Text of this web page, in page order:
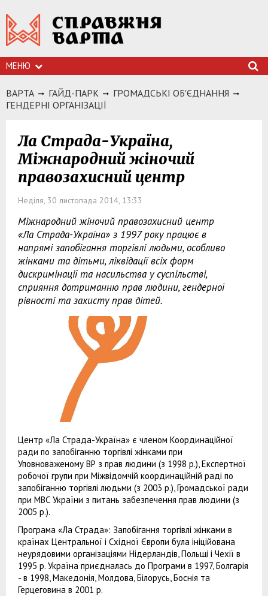
МЕНЮ
ВАРТА ГАЙД-ПАРК
ГРОМАДСЬКI ОБ'ЄДНАННЯ
ГЕНДЕРНІ ОРГАНІЗАЦІЇ
Ла Страда-Україна,
Міжнародний жіночий
правозахисний центр
Неділя, 30 листопада 2014, 13:33
Міжнародний жіночий правозахисний центр
«Ла Страда-Україна» з 1997 року працює в
напрямі запобігання торгівлі людьми, особливо
жінками та дітьми, ліквідації всіх форм
дискримінації та насильства у суспільстві,
сприяння дотриманню прав людини, гендерної
рівності та захисту прав дітей.
Центр «Ла Страда-Україна» є членом Координаційної
ради по запобіганню торгівлі жінками при
Уповноваженому ВР з прав людини (з 1998 р.), Експертної
робочої групи при Міжвідомчій координаційній раді по
запобіганню торгівлі людьми (з 2003 р.), Громадської ради
при МВС України з питань забезпечення прав людини (з
2005 р.).
Програма «Ла Страда»: Запобігання торгівлі жінками в
країнах Центральної і Східної Європи була ініційована
неурядовими організаціями Нідерландів, Польщі і Чехії в
1995 р. Україна приєдналась до Програми в 1997, Болгарія
- в 1998, Македонія, Молдова, Білорусь, Боснія та
Герцеговина в 2001 р.